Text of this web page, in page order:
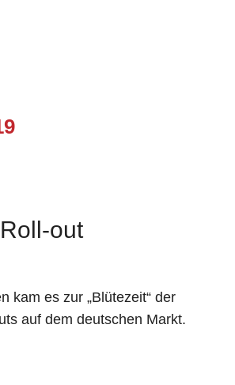
out
kam es zur „Blütezeit“ der
auf dem deutschen Markt.